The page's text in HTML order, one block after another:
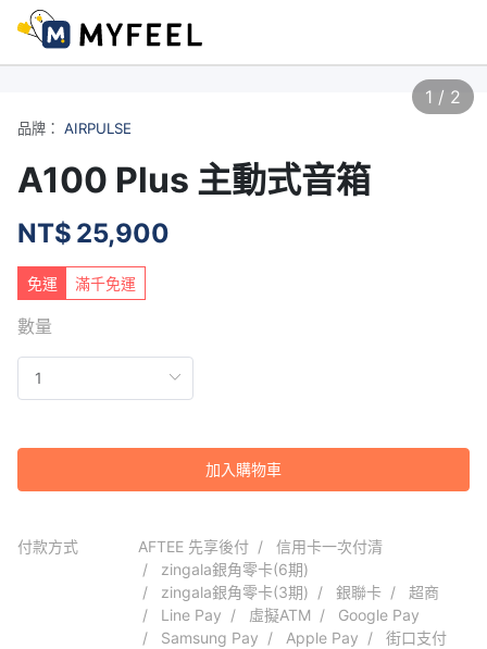
1 / 2
品牌： AIRPULSE
A100 Plus 主動式音箱
NT$ 25,900
免運 滿千免運
數量
加入購物車
付款方式 AFTEE 先享後付
信用卡一次付清
zingala銀角零卡(6期)
zingala銀角零卡(3期)
銀聯卡
超商
Line Pay
虛擬ATM
Google Pay
Samsung Pay
Apple Pay
街口支付